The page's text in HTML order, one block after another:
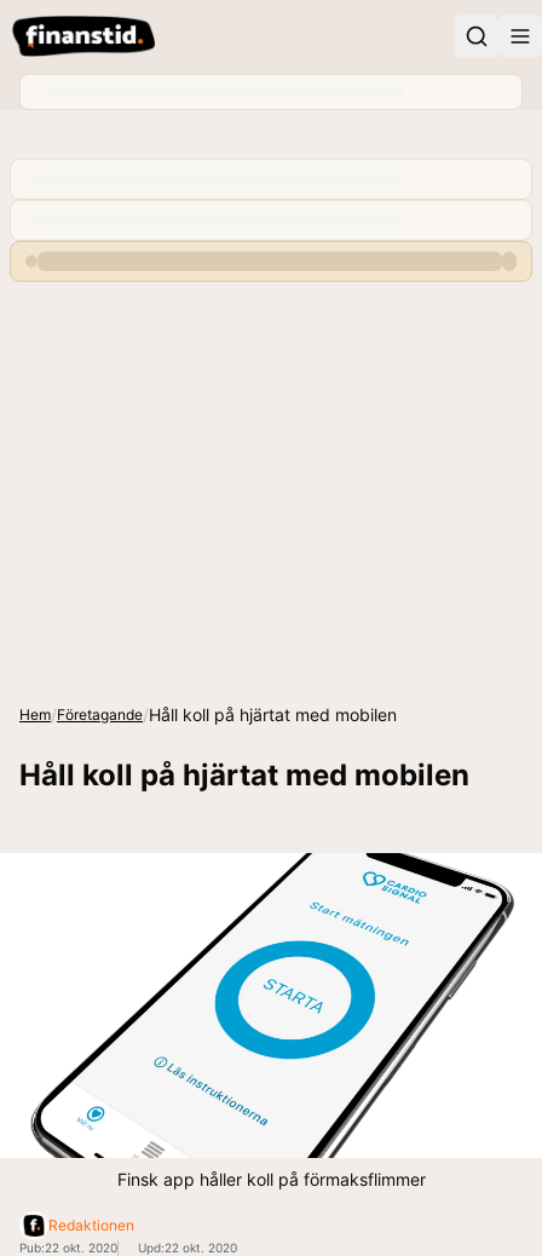
Hem/Företagande/Håll koll på hjärtat med mobilen
Håll koll på hjärtat med mobilen
Finsk app håller koll på förmaksflimmer
Redaktionen
Pub:22 okt. 2020 Upd:22 okt. 2020